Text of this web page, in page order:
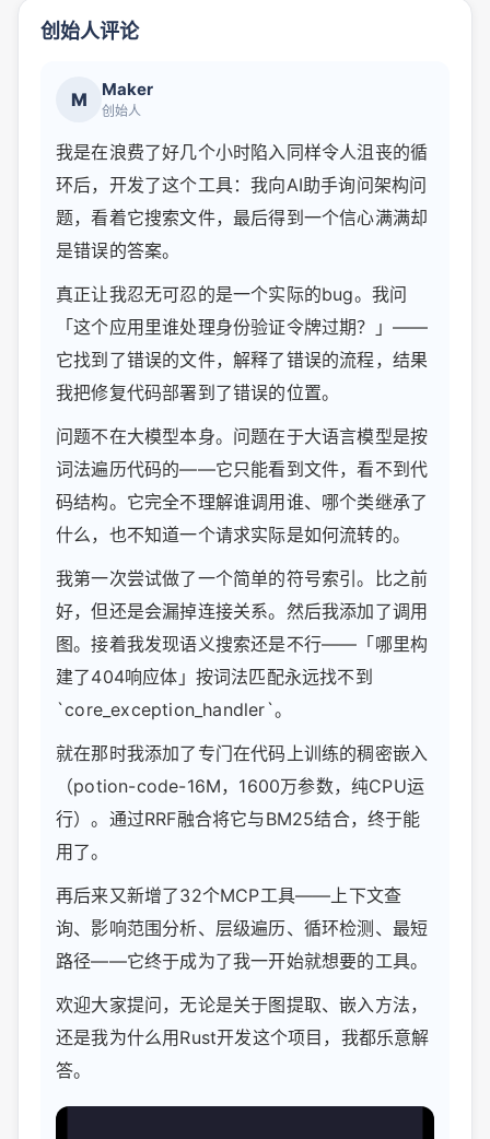
创始人评论
M Maker
创始人
我是在浪费了好几个小时陷入同样令人沮丧的循
环后，开发了这个工具：我向AI助手询问架构问
题，看着它搜索文件，最后得到一个信心满满却
是错误的答案。
真正让我忍无可忍的是一个实际的bug。我问
「这个应用里谁处理身份验证令牌过期？」——
它找到了错误的文件，解释了错误的流程，结果
我把修复代码部署到了错误的位置。
问题不在大模型本身。问题在于大语言模型是按
词法遍历代码的——它只能看到文件，看不到代
码结构。它完全不理解谁调用谁、哪个类继承了
什么，也不知道一个请求实际是如何流转的。
我第一次尝试做了一个简单的符号索引。比之前
好，但还是会漏掉连接关系。然后我添加了调用
图。接着我发现语义搜索还是不行——「哪里构
建了404响应体」按词法匹配永远找不到
`core_exception_handler`。
就在那时我添加了专门在代码上训练的稠密嵌入
（potion-code-16M，1600万参数，纯CPU运
行）。通过RRF融合将它与BM25结合，终于能
用了。
再后来又新增了32个MCP工具——上下文查
询、影响范围分析、层级遍历、循环检测、最短
路径——它终于成为了我一开始就想要的工具。
欢迎大家提问，无论是关于图提取、嵌入方法，
还是我为什么用Rust开发这个项目，我都乐意解
答。